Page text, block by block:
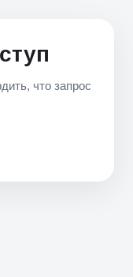
что запрос